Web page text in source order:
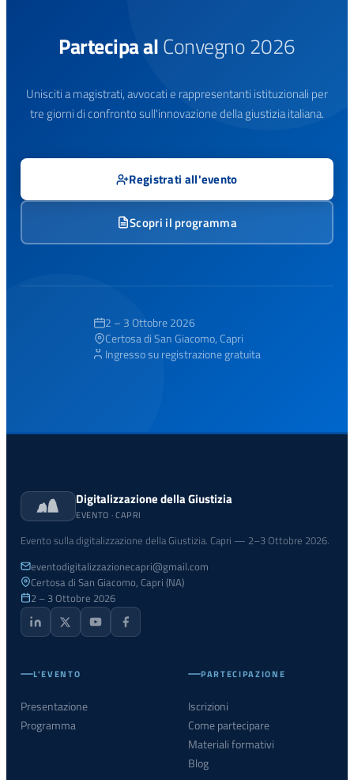
Partecipa alConvegno 2026
Unisciti a magistrati, avvocati e rappresentanti istituzionali per
tre giorni di confronto sull'innovazione della giustizia italiana.
Registrati all'evento
Scopri il programma
2 – 3 Ottobre 2026
Certosa di San Giacomo, Capri
Ingresso su registrazione gratuita
Digitalizzazione della Giustizia
EVENTO · CAPRI
Evento sulla digitalizzazione della Giustizia. Capri — 2–3 Ottobre 2026.
eventodigitalizzazionecapri@gmail.com
Certosa di San Giacomo, Capri (NA)
2 – 3 Ottobre 2026
L'EVENTO
Presentazione
Programma
PARTECIPAZIONE
Iscrizioni
Come partecipare
Materiali formativi
Blog